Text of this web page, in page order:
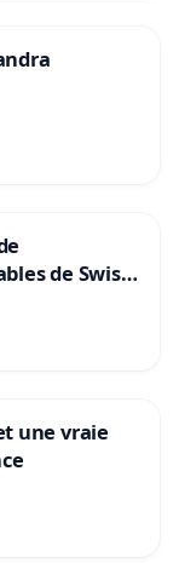
de Swiss
une vraie